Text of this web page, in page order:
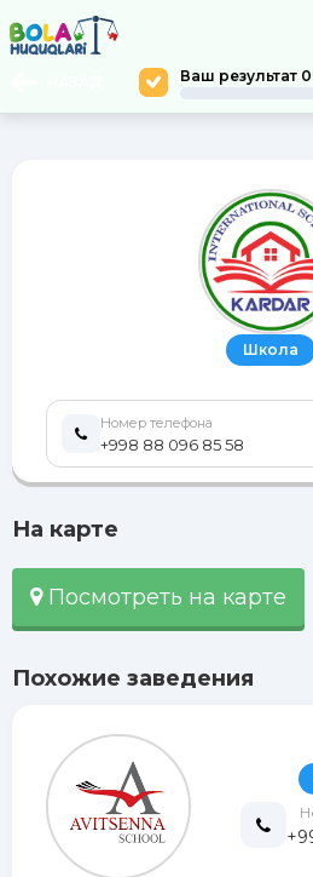
Ваш результат
Школа
Номер телефона
+998 88 096 85 58
На карте
Посмотреть на карте
Похожие заведения